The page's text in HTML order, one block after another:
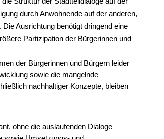
durch Anwohnende auf der anderen,
Ausrichtung benötigt dringend eine
Partizipation der Bürgerinnen und
der Bürgerinnen und Bürgern leider
sowie die mangelnde
nachhaltiger Konzepte, bleiben
ohne die auslaufenden Dialoge